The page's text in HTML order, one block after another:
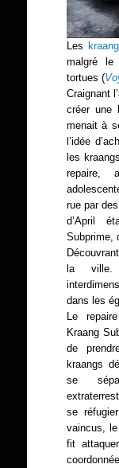
Les
malgré
tortues (
Craignant
créer une
menait à
l’idée
les
repaire,
rue par
d’April
Subprime,
la ville.
dans les
Le
Kraang
de
kraangs
se
se
vaincus,
fit